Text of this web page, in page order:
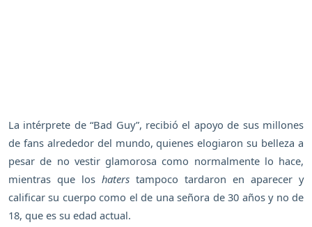
La intérprete de “Bad Guy”, recibió el apoyo de sus millones
de fans alrededor del mundo, quienes elogiaron su belleza a
pesar de no vestir glamorosa como normalmente lo hace,
mientras que los haters tampoco tardaron en aparecer y
calificar su cuerpo como el de una señora de 30 años y no de
18, que es su edad actual.